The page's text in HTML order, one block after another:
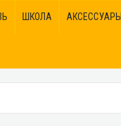
ШКОЛА АКСЕССУАРЫ